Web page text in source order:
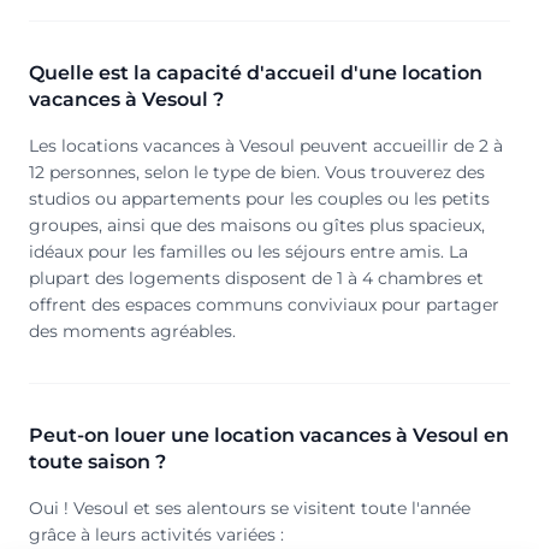
Quelle est la capacité d'accueil d'une location
vacances à Vesoul ?
Les locations vacances à Vesoul peuvent accueillir de 2 à
12 personnes, selon le type de bien. Vous trouverez des
studios ou appartements pour les couples ou les petits
groupes, ainsi que des maisons ou gîtes plus spacieux,
idéaux pour les familles ou les séjours entre amis. La
plupart des logements disposent de 1 à 4 chambres et
offrent des espaces communs conviviaux pour partager
des moments agréables.
Peut-on louer une location vacances à Vesoul en
toute saison ?
Oui ! Vesoul et ses alentours se visitent toute l'année
grâce à leurs activités variées :